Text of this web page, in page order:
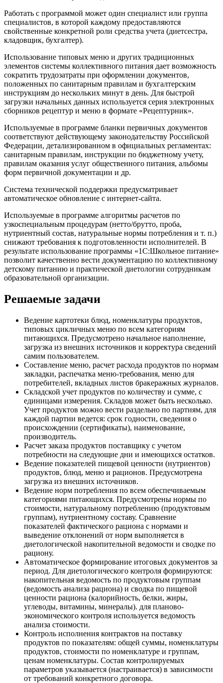
Работать с программой может один специалист или группа
специалистов, в которой каждому предоставляются
свойственные конкретной роли средства учета (диетсестра,
кладовщик, бухгалтер).
Использование типовых меню и других традиционных
элементов системы коллективного питания дает возможность
сократить трудозатраты при оформлении документов,
положенных по санитарным правилам и бухгалтерским
инструкциям до нескольких минут в день. Для быстрой
загрузки начальных данных используется серия электронных
сборников рецептур и меню в формате «Рецептурник».
Используемые в программе бланки первичных документов
соответствуют действующему законодательству Российской
Федерации, детализированном в официальных регламентах:
санитарным правилам, инструкции по бюджетному учету,
правилам оказания услуг общественного питания, альбомы
форм первичной документации и др.
Система технической поддержки предусматривает
автоматическое обновление с интернет-сайта.
Используемые в программе алгоритмы расчетов по
узкоспециальным процедурам (нетто/брутто, проба,
нутриентный состав, натуральные нормы потребления и т. п.)
снижают требования к подготовленности исполнителей. В
результате использование программы «1С:Школьное питание»
позволит качественно вести документацию по коллективному
детскому питанию и практической диетологии сотрудникам
образовательной организации.
Решаемые задачи
Ведение картотеки блюд, номенклатуры продуктов,
типовых цикличных меню по всем категориям
питающихся. Предусмотрено начальное наполнение,
загрузка из внешних источников и корректура сведений
самим пользователем.
Составление меню, расчет расхода продуктов по нормам
закладки, распечатка меню-требования, меню для
потребителей, вкладных листов бракеражных журналов.
Складской учет продуктов по количеству и сумме, с
единицами измерения. Складов может быть несколько.
Учет продуктов можно вести раздельно по партиям, для
каждой партии ведется: срок годности, сведения о
происхождении (сертификаты), наименование,
производитель.
Расчет заказа продуктов поставщику с учетом
потребности на следующие дни и имеющихся остатков.
Ведение показателей пищевой ценности (нутриентов)
продуктов, блюд, меню и рационов. Предусмотрена
загрузка из внешних источников.
Ведение норм потребления по всем обеспечиваемым
категориями питающихся. Предусмотрены нормы по
стоимости, натуральному потреблению (продуктовым
группам), нутриентному составу. Сравнение
показателей фактического рациона с нормами и
выведение отклонений от норм выполняется в
диетологической накопительной ведомости и сводке по
рациону.
Автоматическое формирование итоговых документов за
период. Для диетологического контроля формируются:
накопительная ведомость по продуктовым группам
(ведомость анализа рациона) и сводка по пищевой
ценности рациона (калорийность, белки, жиры,
углеводы, витамины, минералы). для планово-
экономического контроля используется ведомость
анализа стоимости.
Контроль исполнения контрактов на поставку
продуктов по показателям: общей суммы, номенклатуры
продуктов, стоимости по номенклатуре и группам,
ценам номенклатуры. Состав контролируемых
параметров указывается (настраивается) в зависимости
от требований конкретного договора.